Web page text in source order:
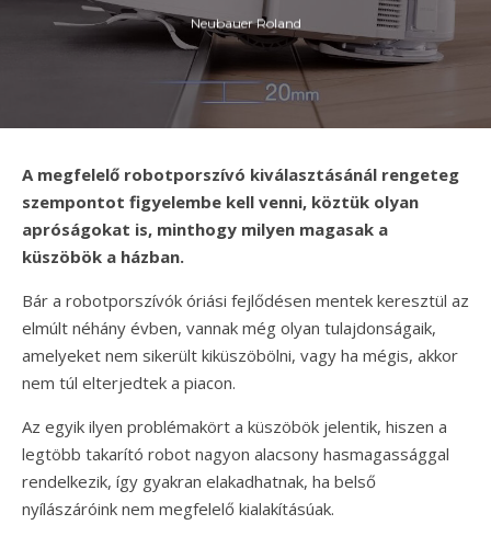
Neubauer Roland
A megfelelő robotporszívó kiválasztásánál rengeteg
szempontot figyelembe kell venni, köztük olyan
apróságokat is, minthogy milyen magasak a
küszöbök a házban.
Bár a robotporszívók óriási fejlődésen mentek keresztül az
elmúlt néhány évben, vannak még olyan tulajdonságaik,
amelyeket nem sikerült kiküszöbölni, vagy ha mégis, akkor
nem túl elterjedtek a piacon.
Az egyik ilyen problémakört a küszöbök jelentik, hiszen a
legtöbb takarító robot nagyon alacsony hasmagassággal
rendelkezik, így gyakran elakadhatnak, ha belső
nyílászáróink nem megfelelő kialakításúak.